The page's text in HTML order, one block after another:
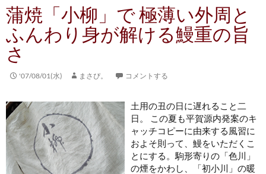
ッ
プ
蒲焼「小柳」で 極薄い外周と
ふんわり身が解ける鰻重の旨
さ
'07/08/01(水) まさぴ。 コメントする
土用の丑の日に遅れること二
日。 この夏も平賀源内発案のキ
ャッチコピーに由来する風習に
およそ則って、鰻をいただくこ
とにする。駒形寄りの「色川」
の煙をかわし、「初小川」の暖